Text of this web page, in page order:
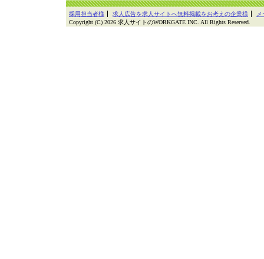
採用担当者様 求人広告を求人サイトへ無料掲載をお考えの企業様
Copyright (C) 2026 求人サイトのWORKGATE INC. All Rights Reserved.